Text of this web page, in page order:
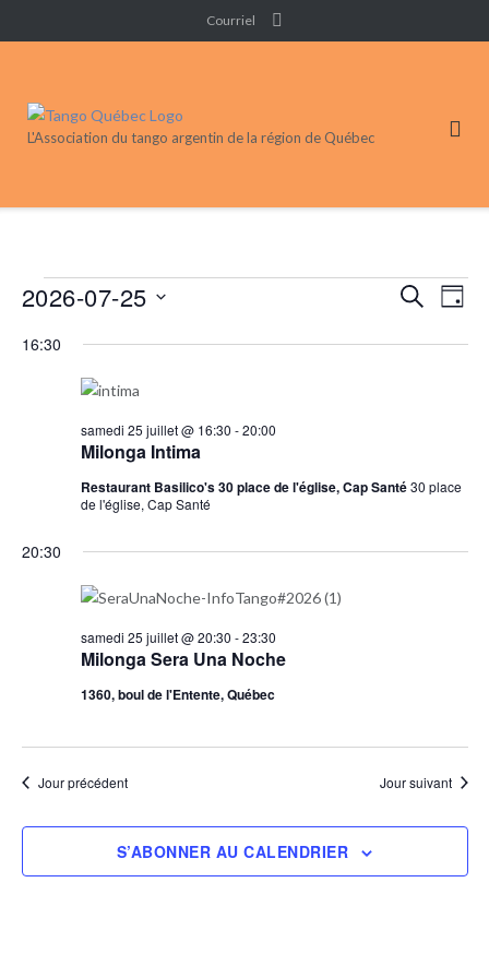
to
Courriel
L'Association du tango argentin de la région de Québec
Événements
25
juillet
2026
JOUR
2026-07-25
une
16:30
Milonga Intima
samedi 25 juillet @ 16:30 -20:00
Restaurant Basilico's 30 place de l'église, Cap Santé30 place
de l'église, Cap Santé
20:30
Milonga Sera Una Noche
samedi 25 juillet @ 20:30 -23:30
1360, boul de l'Entente, Québec
Jour précédent Jour suivant
S’ABONNER AU CALENDRIER